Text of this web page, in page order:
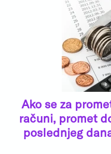
Ako se za
računi, promet
poslednjeg